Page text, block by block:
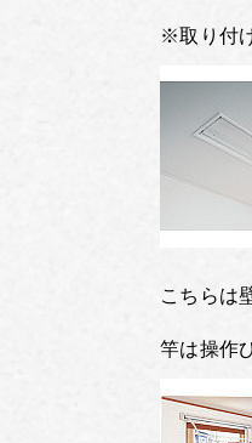
※取り付
こちらは
竿は操作